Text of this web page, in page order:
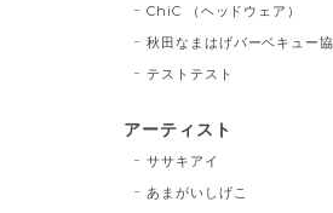
ChiC （ヘッドウェア）
秋田なまはげバーベキュー
テストテスト
アーティスト
ササキアイ
あまがいしげこ